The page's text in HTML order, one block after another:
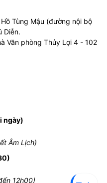
Tùng Mậu (đường nội bộ
Diễn.
Văn phòng Thủy Lợi 4 - 102
ngày)
Âm Lịch)
12h00)